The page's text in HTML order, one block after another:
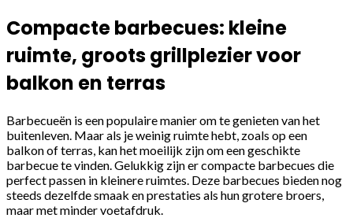
Compacte barbecues: kleine
ruimte, groots grillplezier voor
balkon en terras
Barbecueën is een populaire manier om te genieten van het
buitenleven. Maar als je weinig ruimte hebt, zoals op een
balkon of terras, kan het moeilijk zijn om een geschikte
barbecue te vinden. Gelukkig zijn er compacte barbecues die
perfect passen in kleinere ruimtes. Deze barbecues bieden nog
steeds dezelfde smaak en prestaties als hun grotere broers,
maar met minder voetafdruk.